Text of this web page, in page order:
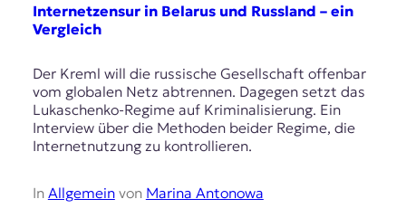
Internetzensur in Belarus und Russland – ein
Vergleich
Der Kreml will die russische Gesellschaft offenbar
vom globalen Netz abtrennen. Dagegen setzt das
Lukaschenko-Regime auf Kriminalisierung. Ein
Interview über die Methoden beider Regime, die
Internetnutzung zu kontrollieren.
In Allgemeinvon Marina Antonowa